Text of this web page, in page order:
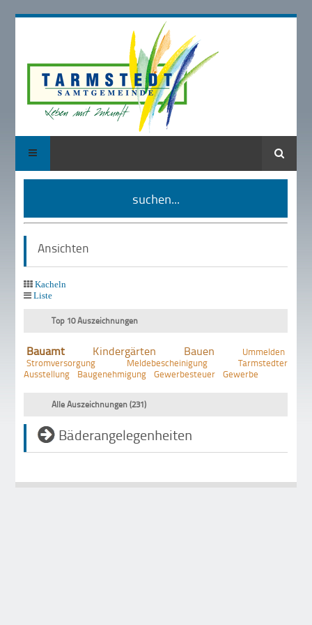
Suche
suchen...
Ansichten
Kacheln
Liste
Top 10 Auszeichnungen
Bauamt Kindergärten Bauen
Ummelden
Stromversorgung
Meldebescheinigung
Tarmstedter
Ausstellung
Baugenehmigung Gewerbesteuer Gewerbe
Alle Auszeichnungen (231)
Bäderangelegenheiten